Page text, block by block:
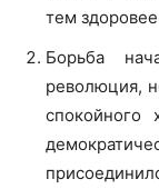
тем
Борьба
революция,
спокойного